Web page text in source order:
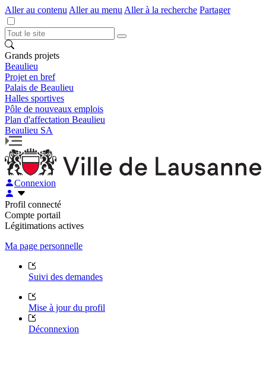
Aller au contenu Aller au menu Aller à la recherche Partager
Grands projets
Beaulieu
Projet en bref
Palais de Beaulieu
Halles sportives
Pôle de nouveaux emplois
Plan d'affectation Beaulieu
Beaulieu SA
Connexion
Profil connecté
Compte portail
Légitimations actives
Ma page personnelle
Suivi des demandes
Mise à jour du profil
Déconnexion